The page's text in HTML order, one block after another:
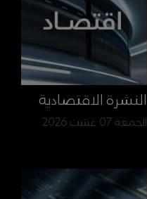
النشرة الاقتصادية
الجمعة 07 غشت 2026